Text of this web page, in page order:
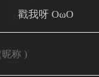
戳我呀 OωO